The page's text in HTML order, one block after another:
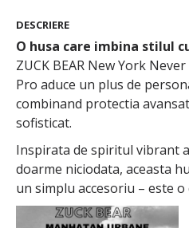
DESCRIERE
O husa care imbina stilul
ZUCK BEAR New York
Pro aduce un plus de
combinand protectia
sofisticat.
Inspirata de spiritul vibrant
doarme niciodata, aceasta
un simplu accesoriu – este